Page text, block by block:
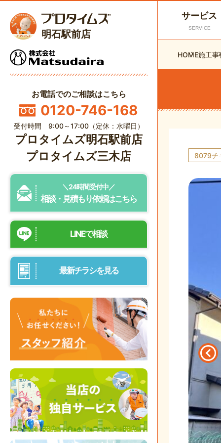
明石駅前店
お電話でのご相談はこちら
0120-746-168
受付時間 9:00～17:00（定休：水曜日）
プロタイムズ明石駅前店
プロタイムズ三木店
＼24時間受付中／
相談・見積もり依頼はこちら
LINEで相談
最新チラシを見る
サービス
SERVICE
HOME施工事
8079チ